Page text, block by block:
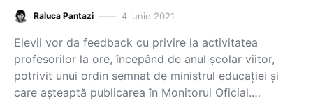
Raluca Pantazi 4 iunie 2021
Elevii vor da feedback cu privire la activitatea
profesorilor la ore, începând de anul școlar viitor,
potrivit unui ordin semnat de ministrul educației și
care așteaptă publicarea în Monitorul Oficial.…